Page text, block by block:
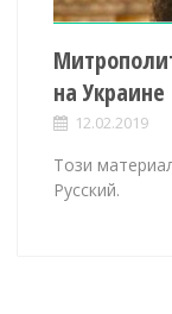
на
12.02.2019
Този
Русский.